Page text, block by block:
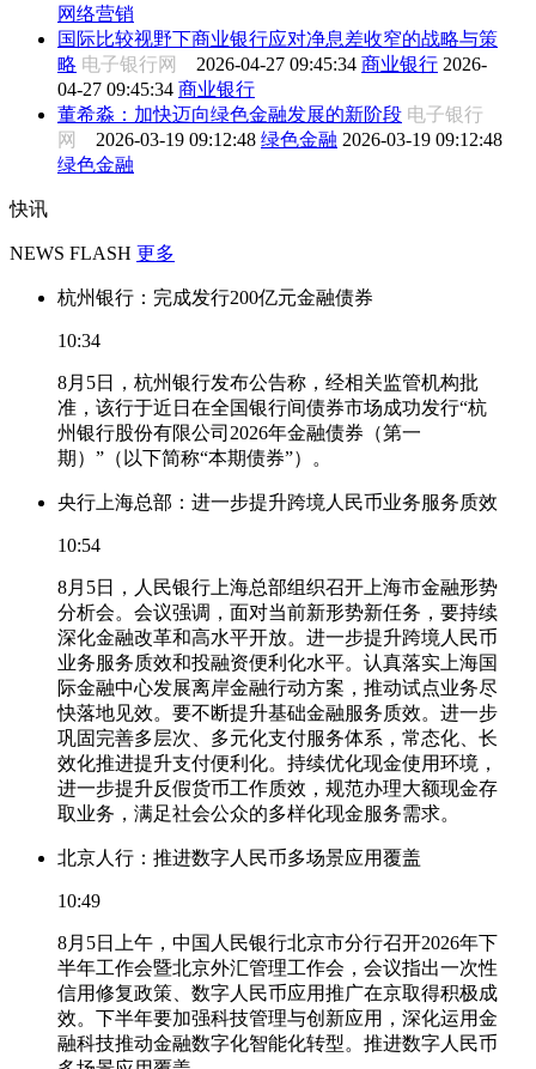
网络营销
国际比较视野下商业银行应对净息差收窄的战略与策
略 电子银行网 2026-04-27 09:45:34 商业银行 2026-
04-27 09:45:34 商业银行
董希淼：加快迈向绿色金融发展的新阶段 电子银行
网 2026-03-19 09:12:48 绿色金融 2026-03-19 09:12:48
绿色金融
快讯
NEWS FLASH 更多
杭州银行：完成发行200亿元金融债券
10:34
8月5日，杭州银行发布公告称，经相关监管机构批
准，该行于近日在全国银行间债券市场成功发行“杭
州银行股份有限公司2026年金融债券（第一
期）”（以下简称“本期债券”）。
央行上海总部：进一步提升跨境人民币业务服务质效
10:54
8月5日，人民银行上海总部组织召开上海市金融形势
分析会。会议强调，面对当前新形势新任务，要持续
深化金融改革和高水平开放。进一步提升跨境人民币
业务服务质效和投融资便利化水平。认真落实上海国
际金融中心发展离岸金融行动方案，推动试点业务尽
快落地见效。要不断提升基础金融服务质效。进一步
巩固完善多层次、多元化支付服务体系，常态化、长
效化推进提升支付便利化。持续优化现金使用环境，
进一步提升反假货币工作质效，规范办理大额现金存
取业务，满足社会公众的多样化现金服务需求。
北京人行：推进数字人民币多场景应用覆盖
10:49
8月5日上午，中国人民银行北京市分行召开2026年下
半年工作会暨北京外汇管理工作会，会议指出一次性
信用修复政策、数字人民币应用推广在京取得积极成
效。下半年要加强科技管理与创新应用，深化运用金
融科技推动金融数字化智能化转型。推进数字人民币